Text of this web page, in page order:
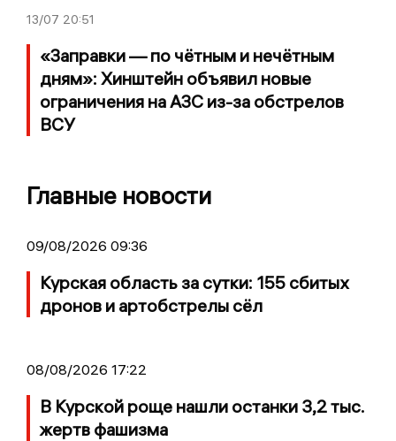
13/07 20:51
«Заправки — по чётным и нечётным
дням»: Хинштейн объявил новые
ограничения на АЗС из-за обстрелов
ВСУ
Главные новости
09/08/2026 09:36
Курская область за сутки: 155 сбитых
дронов и артобстрелы сёл
08/08/2026 17:22
В Курской роще нашли останки 3,2 тыс.
жертв фашизма